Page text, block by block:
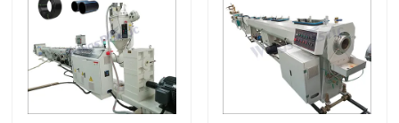
Máquina del extrusor del tubo del PVC
Cadena de producción del tubo de PPR